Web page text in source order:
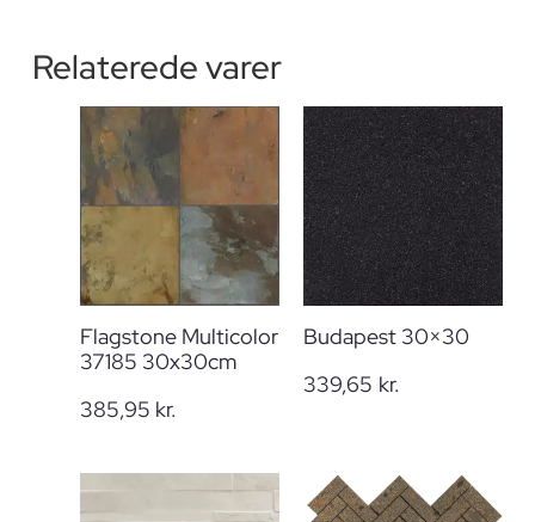
Relaterede varer
Flagstone Multicolor
37185 30x30cm
385,95 kr.
Budapest 30×30
339,65 kr.